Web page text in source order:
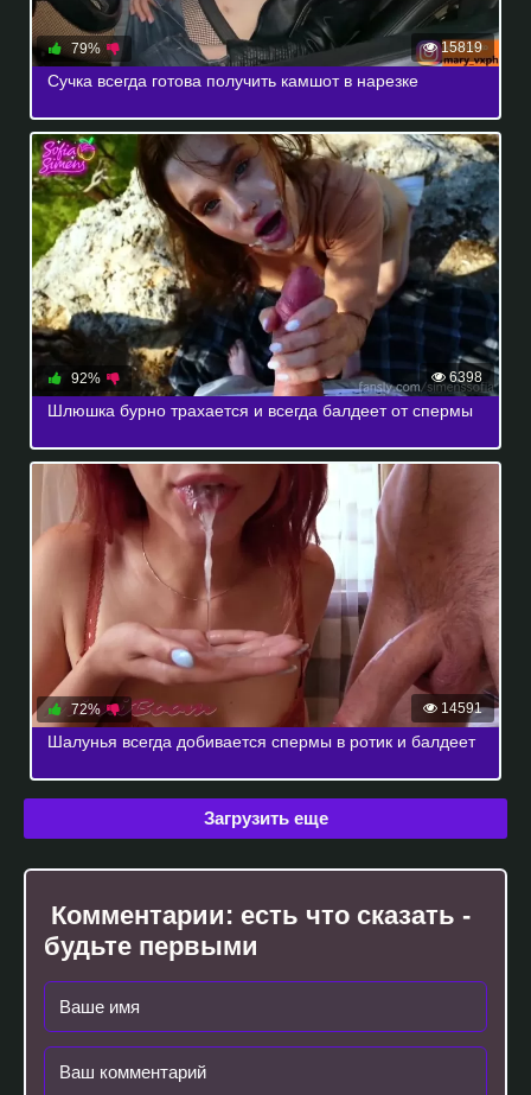
15819
79%
Сучка всегда готова получить камшот в нарезке
6398
92%
Шлюшка бурно трахается и всегда балдеет от спермы
14591
72%
Шалунья всегда добивается спермы в ротик и балдеет
Загрузить еще
Комментарии: есть что сказать -
будьте первыми